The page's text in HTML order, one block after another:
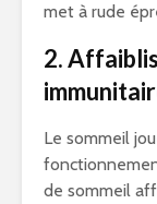
met à rude
2.
Le sommeil
de sommeil